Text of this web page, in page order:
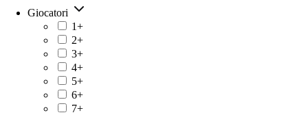
Giocatori
1+
2+
3+
4+
5+
6+
7+